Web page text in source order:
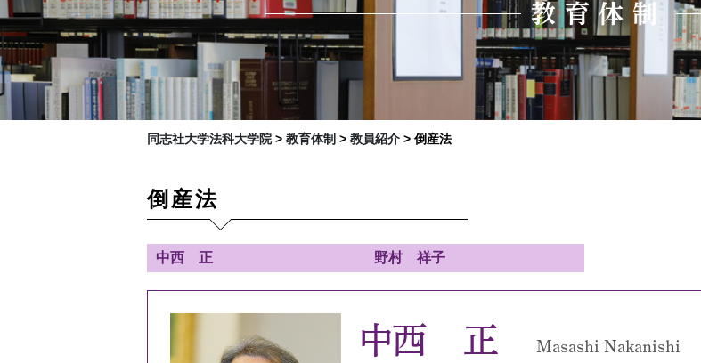
教育体制
同志社大学法科大学院> 教育体制 > 教員紹介> 倒産法
倒産法
中西 正 野村 祥子
中西 正 Masashi Nakanishi